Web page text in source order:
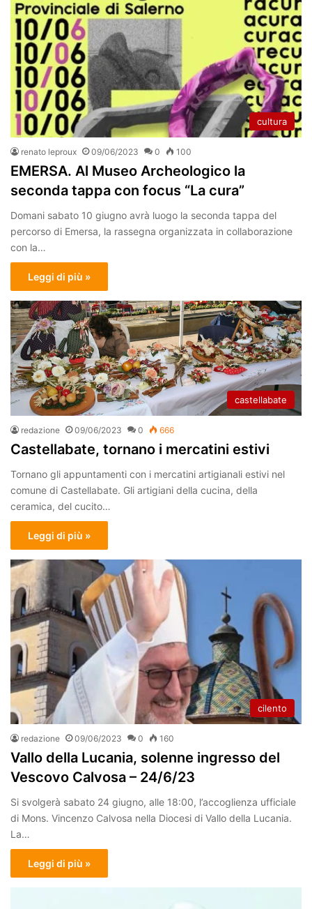
cultura
renato leproux 09/06/2023 0 100
EMERSA. Al Museo Archeologico la
seconda tappa con focus “La cura”
Domani sabato 10 giugno avrà luogo la seconda tappa del
percorso di Emersa, la rassegna organizzata in collaborazione
con la…
Leggi di più »
castellabate
redazione 09/06/2023 0 666
Castellabate, tornano i mercatini estivi
Tornano gli appuntamenti con i mercatini artigianali estivi nel
comune di Castellabate. Gli artigiani della cucina, della
ceramica, del cucito…
Leggi di più »
cilento
redazione 09/06/2023 0 160
Vallo della Lucania, solenne ingresso del
Vescovo Calvosa – 24/6/23
Si svolgerà sabato 24 giugno, alle 18:00, l’accoglienza ufficiale
di Mons. Vincenzo Calvosa nella Diocesi di Vallo della Lucania.
La…
Leggi di più »